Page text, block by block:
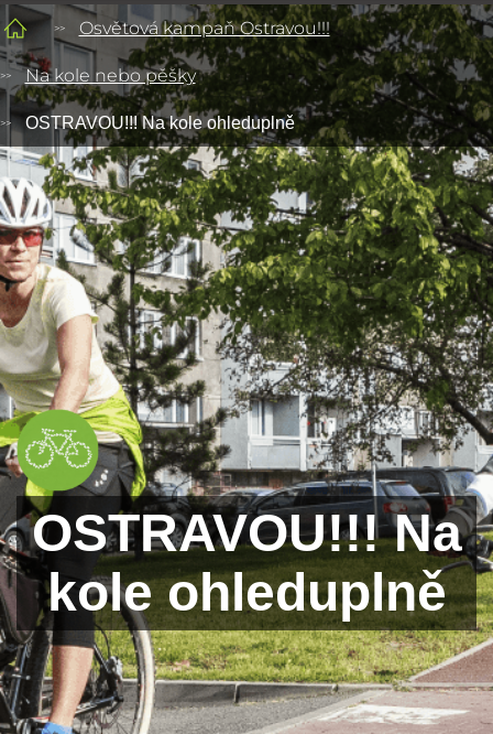
Osvětová kampaň Ostravou!!!
Na kole nebo pěšky
OSTRAVOU!!! Na kole ohleduplně
OSTRAVOU!!! Na
kole ohleduplně